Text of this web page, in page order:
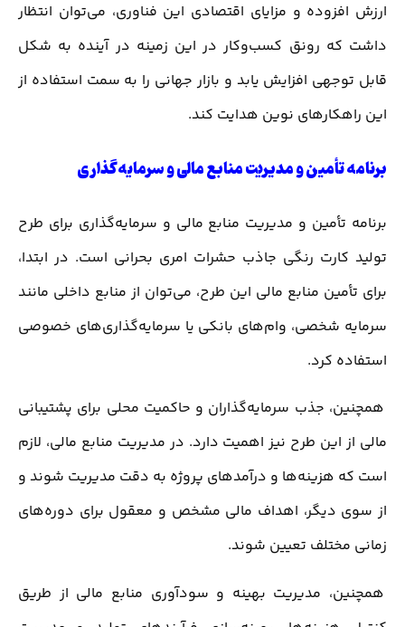
ارزش افزوده و مزایای اقتصادی این فناوری، می‌توان انتظار
داشت که رونق کسب‌وکار در این زمینه در آینده به شکل
قابل توجهی افزایش یابد و بازار جهانی را به سمت استفاده از
این راهکارهای نوین هدایت کند.
برنامه تأمین و مدیریت منابع مالی و سرمایه‌گذاری
برنامه تأمین و مدیریت منابع مالی و سرمایه‌گذاری برای طرح
تولید کارت رنگی جاذب حشرات امری بحرانی است. در ابتدا،
برای تأمین منابع مالی این طرح، می‌توان از منابع داخلی مانند
سرمایه شخصی، وام‌های بانکی یا سرمایه‌گذاری‌های خصوصی
استفاده کرد.
همچنین، جذب سرمایه‌گذاران و حاکمیت محلی برای پشتیبانی
مالی از این طرح نیز اهمیت دارد. در مدیریت منابع مالی، لازم
است که هزینه‌ها و درآمدهای پروژه به دقت مدیریت شوند و
از سوی دیگر، اهداف مالی مشخص و معقول برای دوره‌های
زمانی مختلف تعیین شوند.
همچنین، مدیریت بهینه و سودآوری منابع مالی از طریق